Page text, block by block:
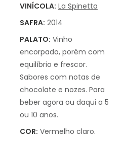
VINÍCOLA: La Spinetta
SAFRA: 2014
COR: Vermelho claro.
PALATO: Vinho
encorpado, porém com
equilíbrio e frescor.
Sabores com notas de
chocolate e nozes. Para
beber agora ou daqui a 5
ou 10 anos.